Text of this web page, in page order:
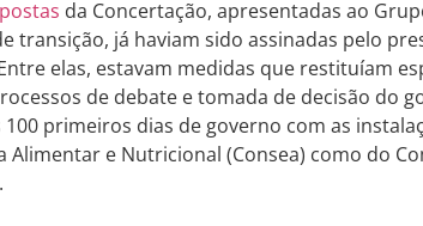
da Concertação, apresentadas ao
transição, já haviam sido assinadas pelo
elas, estavam medidas que restituíam
de debate e tomada de decisão do
primeiros dias de governo com as
Alimentar e Nutricional (Consea) como do